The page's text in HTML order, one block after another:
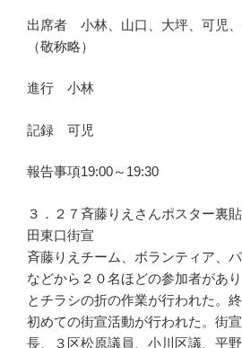
出席者 小林、山口、大坪、可児、
（敬称略）
進行 小林
記録 可児
報告事項19:00～19:30
３．２７斉藤りえさんポスター裏
田東口街宣
斉藤りえチーム、ボランティア、
などから２０名ほどの参加者があ
とチラシの折の作業が行われた。
初めての街宣活動が行われた。街
長、３区松原議員、小川区議、平